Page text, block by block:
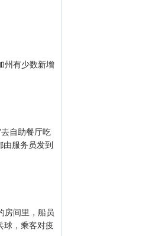
州有少数新增
自助餐厅吃
服务员发到
房间里，船员
球，乘客对疫